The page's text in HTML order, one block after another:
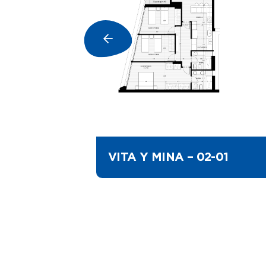
VITA Y MINA – 02-01